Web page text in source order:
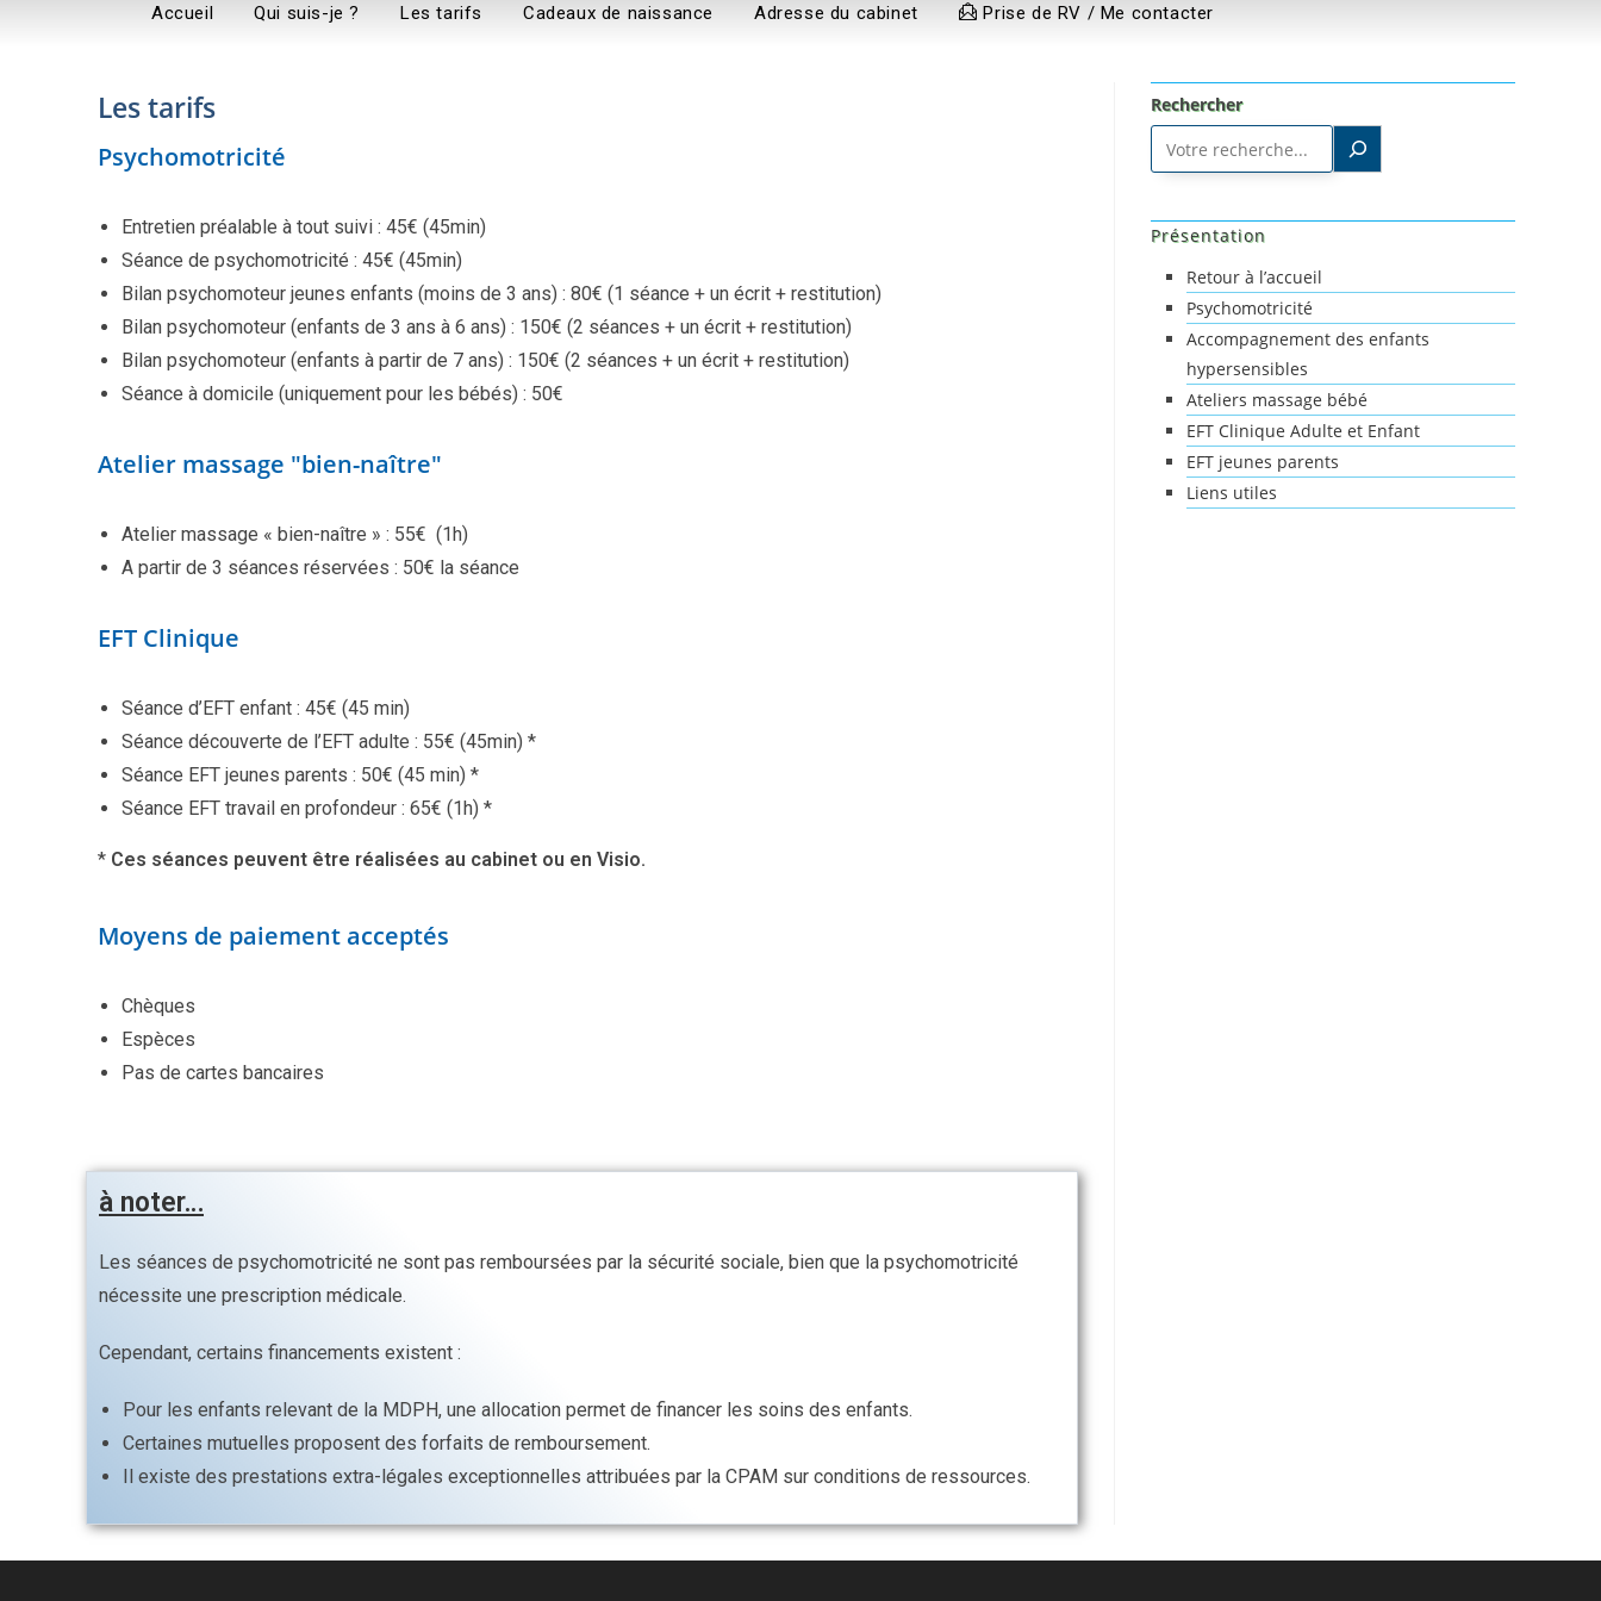
Accueil Qui suis-je ? Les tarifs Cadeaux de naissance Adresse du cabinet Prise de RV / Me contacter
Les tarifs
Psychomotricité
Entretien préalable à tout suivi : 45€ (45min)
Séance de psychomotricité : 45€ (45min)
Bilan psychomoteur jeunes enfants (moins de 3 ans) : 80€ (1 séance + un écrit + restitution)
Bilan psychomoteur (enfants de 3 ans à 6 ans) : 150€ (2 séances + un écrit + restitution)
Bilan psychomoteur (enfants à partir de 7 ans) : 150€ (2 séances + un écrit + restitution)
Séance à domicile (uniquement pour les bébés) : 50€
Atelier massage "bien-naître"
Atelier massage « bien-naître » : 55€ (1h)
A partir de 3 séances réservées : 50€ la séance
EFT Clinique
Séance d’EFT enfant : 45€ (45 min)
Séance découverte de l’EFT adulte : 55€ (45min) *
Séance EFT jeunes parents : 50€ (45 min) *
Séance EFT travail en profondeur : 65€ (1h) *
* Ces séances peuvent être réalisées au cabinet ou en Visio.
Moyens de paiement acceptés
Chèques
Espèces
Pas de cartes bancaires
à noter…
Les séances de psychomotricité ne sont pas remboursées par la sécurité sociale, bien que la psychomotricité
nécessite une prescription médicale.
Cependant, certains financements existent :
Pour les enfants relevant de la MDPH, une allocation permet de financer les soins des enfants.
Certaines mutuelles proposent des forfaits de remboursement.
Il existe des prestations extra-légales exceptionnelles attribuées par la CPAM sur conditions de ressources.
Rechercher
Présentation
Retour à l’accueil
Psychomotricité
Accompagnement des enfants
hypersensibles
Ateliers massage bébé
EFT Clinique Adulte et Enfant
EFT jeunes parents
Liens utiles